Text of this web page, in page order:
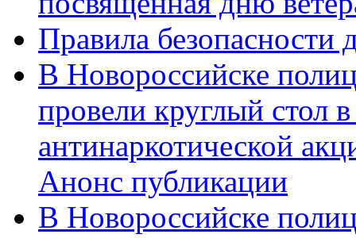
Правила безопасности
В Новороссийске
провели круглый стол
антинаркотической
Анонс публикации
В Новороссийске